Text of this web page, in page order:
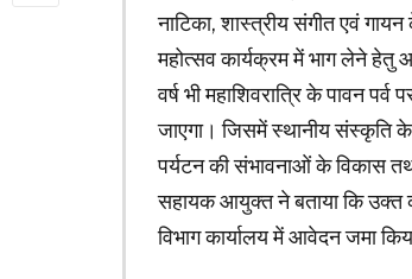
नाटिका, शास्त्रीय संगीत एवं
महोत्सव कार्यक्रम में भाग लेने हेतु
वर्ष भी महाशिवरात्रि के पावन
जाएगा। जिसमें स्थानीय संस्कृति
पर्यटन की संभावनाओं के विकास
सहायक आयुक्त ने बताया कि उक्त
विभाग कार्यालय में आवेदन जमा